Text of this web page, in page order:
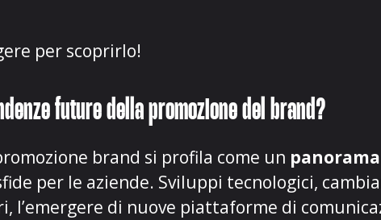
per scoprirlo!
future della promozione del brand?
brand si profila come un
per le aziende. Sviluppi tecnologici,
l’emergere di nuove piattaforme di